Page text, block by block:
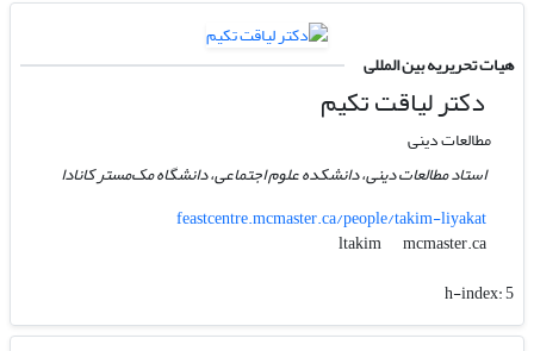
هیات تحریریه بین المللی
دکتر لیاقت تکیم
مطالعات دینی
استاد مطالعات دینی، دانشکده علوم اجتماعی، دانشگاه مک‌مستر کانادا
feastcentre.mcmaster.ca/people/takim-liyakat
ltakim
mcmaster.ca
h-index:5